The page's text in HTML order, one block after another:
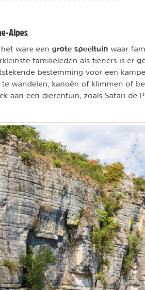
Alpes
ware een grote speeltuin waar
familieleden als tieners is er
bestemming voor een
wandelen, kanoën of klimmen of
aan een dierentuin, zoals Safari de